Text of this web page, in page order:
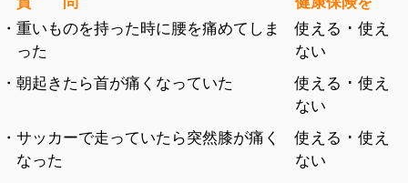
・重いものを持った時に腰を痛めてしま
った
使える ･ 使え
ない
・朝起きたら首が痛くなっていた
使える ･ 使え
ない
・サッカーで走っていたら突然膝が痛く
なった
使える ･ 使え
ない